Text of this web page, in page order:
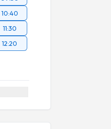
10:40
11:30
12:20